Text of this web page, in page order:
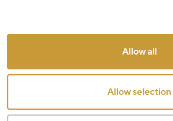
Allow all
Allow selection